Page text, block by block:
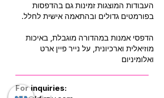
העבודות המוצגות זמינות גם בהדפסות
בפורמטים גדולים ובהתאמה אישית לחלל.
הדפסי אמנות במהדורה מוגבלת, באיכות
מוזיאלית וארכיונית, על נייר פיין ארט
ואלומיניום
For inquiries: